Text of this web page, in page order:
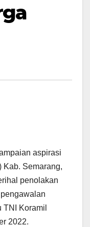
aspirasi
Kab. Semarang,
penolakan
Koramil
2022.